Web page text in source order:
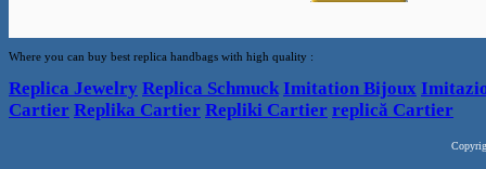
Where you can buy best replica handbags with high quality :
Replica Jewelry Replica Schmuck Imitation Bijoux
Cartier Replika Cartier Repliki Cartier replică Cartier